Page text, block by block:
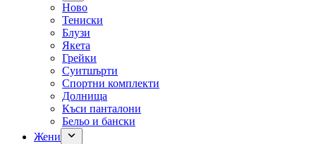
Ново
Тениски
Блузи
Якета
Грейки
Суитшърти
Спортни комплекти
Долнища
Къси панталони
Бельо и бански
Жени